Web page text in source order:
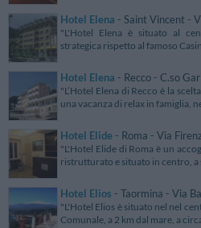
Hotel Elena - Saint Vincent -
"L'Hotel Elena è situato al
strategica rispetto al famoso
Hotel Elena - Recco - C.so
"L’Hotel Elena di Recco è la
una vacanza di relax in famiglia,
Hotel Elide - Roma - Via
"L'Hotel Elide di Roma è un
ristrutturato e situato in centro, a
Hotel Elios - Taormina - Via
"L'Hotel Elios è situato nel nel
Comunale, a 2 km dal mare, a